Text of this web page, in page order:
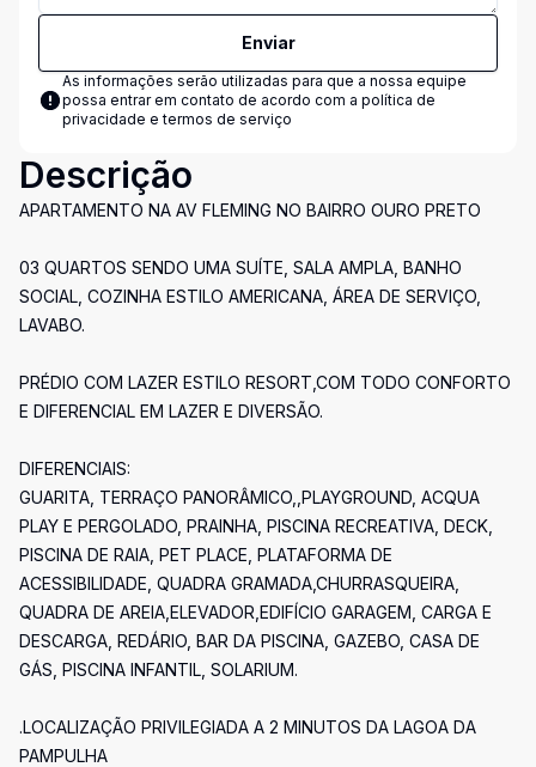
Enviar
As informações serão utilizadas para que a nossa equipe
possa entrar em contato de acordo com a política de
privacidade e termos de serviço
Descrição
APARTAMENTO NA AV FLEMING NO BAIRRO OURO PRETO
03 QUARTOS SENDO UMA SUÍTE, SALA AMPLA, BANHO
SOCIAL, COZINHA ESTILO AMERICANA, ÁREA DE SERVIÇO,
LAVABO.
PRÉDIO COM LAZER ESTILO RESORT,COM TODO CONFORTO
E DIFERENCIAL EM LAZER E DIVERSÃO.
DIFERENCIAIS:
GUARITA, TERRAÇO PANORÂMICO,,PLAYGROUND, ACQUA
PLAY E PERGOLADO, PRAINHA, PISCINA RECREATIVA, DECK,
PISCINA DE RAIA, PET PLACE, PLATAFORMA DE
ACESSIBILIDADE, QUADRA GRAMADA,CHURRASQUEIRA,
QUADRA DE AREIA,ELEVADOR,EDIFÍCIO GARAGEM, CARGA E
DESCARGA, REDÁRIO, BAR DA PISCINA, GAZEBO, CASA DE
GÁS, PISCINA INFANTIL, SOLARIUM.
.LOCALIZAÇÃO PRIVILEGIADA A 2 MINUTOS DA LAGOA DA
PAMPULHA